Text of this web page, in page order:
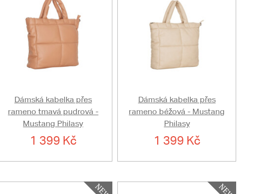
Dámská kabelka přes
rameno tmavá pudrová -
Mustang Philasy
1 399 Kč
Dámská kabelka přes
rameno béžová - Mustang
Philasy
1 399 Kč